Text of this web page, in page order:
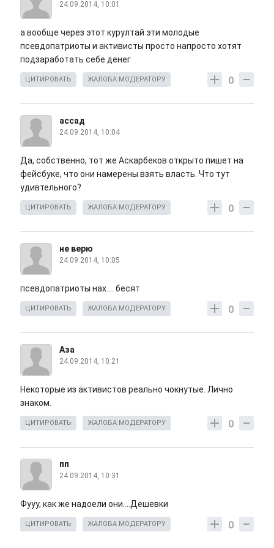
24.09.2014, 10:01
а вообще через этот курултай эти молодые
псевдопатриоты и активисты просто напросто хотят
подзаработать себе денег
0
ЦИТИРОВАТЬ ЖАЛОБА МОДЕРАТОРУ
ассад
24.09.2014, 10:04
Да, собственно, тот же Аскарбеков открыто пишет на
фейсбуке, что они намерены взять власть. Что тут
удивтельного?
0
ЦИТИРОВАТЬ ЖАЛОБА МОДЕРАТОРУ
не верю
24.09.2014, 10:05
псевдопатриоты нах.... бесят
0
ЦИТИРОВАТЬ ЖАЛОБА МОДЕРАТОРУ
Аза
24.09.2014, 10:21
Некоторые из активистов реально чокнутые. Лично
знаком.
0
ЦИТИРОВАТЬ ЖАЛОБА МОДЕРАТОРУ
пп
24.09.2014, 10:31
Фууу, как же надоели они....Дешевки
0
ЦИТИРОВАТЬ ЖАЛОБА МОДЕРАТОРУ